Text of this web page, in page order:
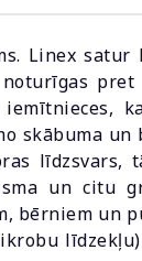
Linex satur
pret
skābuma un
līdzsvars,
un citu
bērniem un